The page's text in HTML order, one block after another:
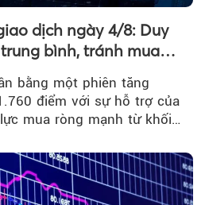
dịch ngày 4/8: Duy
bình, tránh mua
bằng một phiên tăng
điểm với sự hỗ trợ của
mua ròng mạnh từ khối